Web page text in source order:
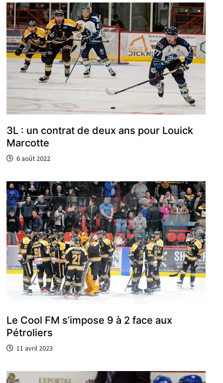
3L : un contrat de deux ans pour Louick
Marcotte
6 août 2022
Le Cool FM s’impose 9 à 2 face aux
Pétroliers
11 avril 2023